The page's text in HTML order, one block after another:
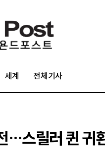
세계 전체기사
…스릴러 퀸 귀